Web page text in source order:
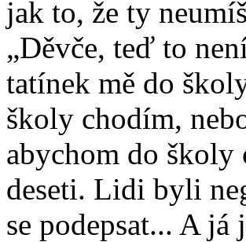
jak to, že ty
„Děvče, teď to
tatínek mě do
školy chodím,
abychom do školy
deseti. Lidi byli
se podepsat... A